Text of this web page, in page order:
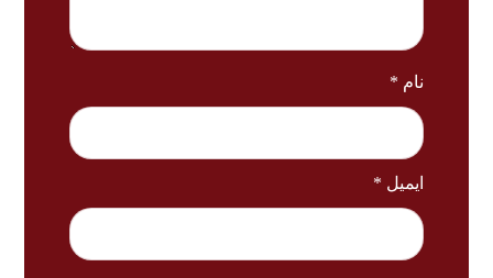
نام *
ایمیل *